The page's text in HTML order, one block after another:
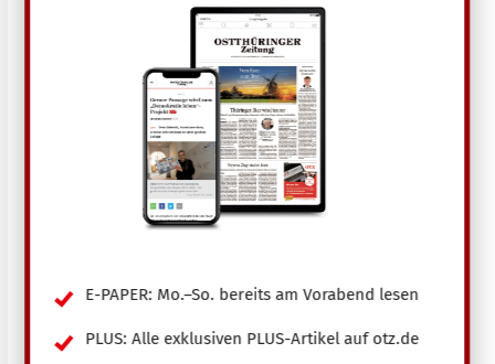
E-PAPER: Mo.–So. bereits am Vorabend lesen
PLUS: Alle exklusiven PLUS-Artikel auf otz.de